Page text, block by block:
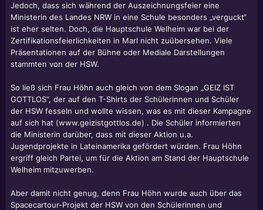
Jedoch, dass sich während der Auszeichnungsfeier eine
Ministerin des Landes NRW in eine Schule besonders „verguckt“
ist eher selten. Doch, die Hauptschule Welheim war bei der
Zertifikationsfeierlichkeiten in Marl nicht zuübersehen. Viele
Präsentationen auf der Bühne oder Mediale Darstellungen
stammten von der HSW.
So ließ sich Frau Höhn auch gleich von dem Slogan „GEIZ IST
GOTTLOS“, der auf den T-Shirts der Schülerinnen und Schüler
der HSW fesseln und wollte wissen, was es mit dieser Kampagne
auf sich hat (www.geizistgottlos.de) . Die Schüler informierten
die Ministerin darüber, dass mit dieser Aktion u.a.
Jugendprojekte in Lateinamerika gefördert würden. Frau Höhn
ergriff gleich Partei, um für die Aktion am Stand der Hauptschule
Welheim mitzuwerben.
Aber damit nicht genug, denn Frau Höhn wurde auch über das
Spacecartour-Projekt der HSW von den Schülerinnen und